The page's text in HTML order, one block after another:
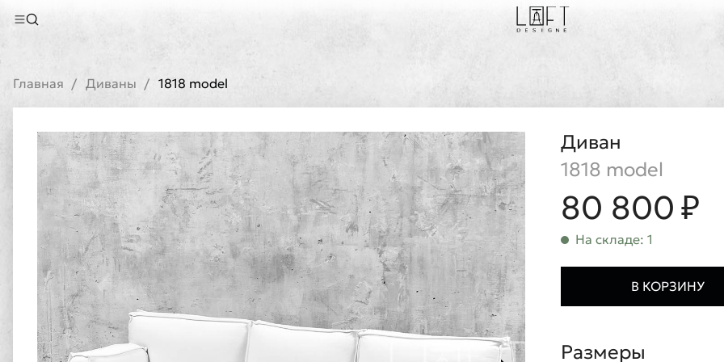
Главная Диваны 1818 model
Диван
1818 model
80 800 ₽
На складе: 1
В КОРЗИНУ
Размеры